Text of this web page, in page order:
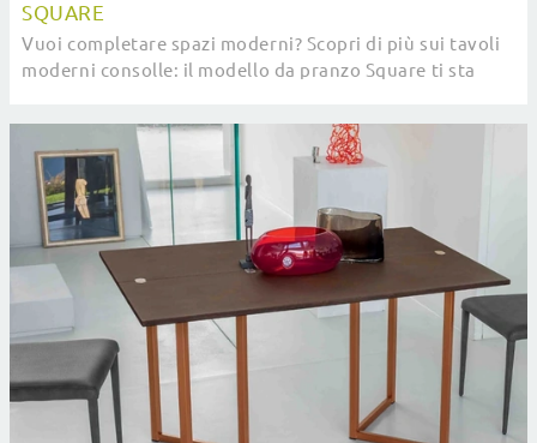
SQUARE
Vuoi completare spazi moderni? Scopri di più sui tavoli
moderni consolle: il modello da pranzo Square ti sta